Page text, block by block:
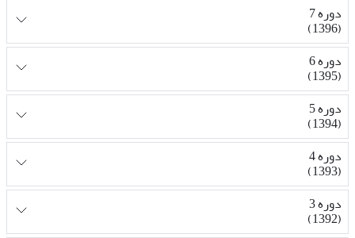
دوره 7
(1396)
دوره 6
(1395)
دوره 5
(1394)
دوره 4
(1393)
دوره 3
(1392)